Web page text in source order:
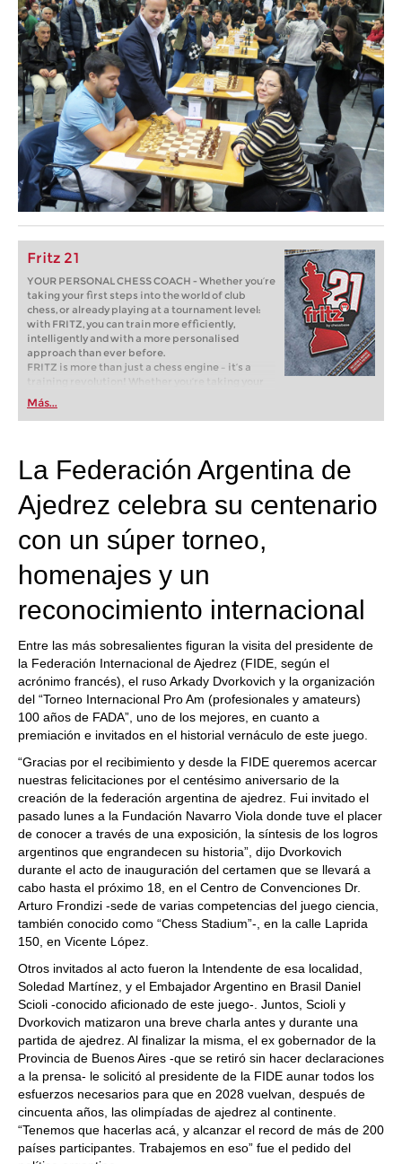
Fritz 21
YOUR PERSONAL CHESS COACH - Whether you’re
taking your first steps into the world of club
chess, or already playing at a tournament level:
with FRITZ, you can train more efficiently,
intelligently and with a more personalised
approach than ever before.
FRITZ is more than just a chess engine – it’s a
training revolution! Whether you’re taking your
first steps into the world of club chess, or already
playing at a tournament level: with FRITZ, you can
train more efficiently, intelligently and with a
Más...
La Federación Argentina de
Ajedrez celebra su centenario
con un súper torneo,
homenajes y un
reconocimiento internacional
Entre las más sobresalientes figuran la visita del presidente de
la Federación Internacional de Ajedrez (FIDE, según el
acrónimo francés), el ruso Arkady Dvorkovich y la organización
del “Torneo Internacional Pro Am (profesionales y amateurs)
100 años de FADA”, uno de los mejores, en cuanto a
premiación e invitados en el historial vernáculo de este juego.
“Gracias por el recibimiento y desde la FIDE queremos acercar
nuestras felicitaciones por el centésimo aniversario de la
creación de la federación argentina de ajedrez. Fui invitado el
pasado lunes a la Fundación Navarro Viola donde tuve el placer
de conocer a través de una exposición, la síntesis de los logros
argentinos que engrandecen su historia”, dijo Dvorkovich
durante el acto de inauguración del certamen que se llevará a
cabo hasta el próximo 18, en el Centro de Convenciones Dr.
Arturo Frondizi -sede de varias competencias del juego ciencia,
también conocido como “Chess Stadium”-, en la calle Laprida
150, en Vicente López.
Otros invitados al acto fueron la Intendente de esa localidad,
Soledad Martínez, y el Embajador Argentino en Brasil Daniel
Scioli -conocido aficionado de este juego-. Juntos, Scioli y
Dvorkovich matizaron una breve charla antes y durante una
partida de ajedrez. Al finalizar la misma, el ex gobernador de la
Provincia de Buenos Aires -que se retiró sin hacer declaraciones
a la prensa- le solicitó al presidente de la FIDE aunar todos los
esfuerzos necesarios para que en 2028 vuelvan, después de
cincuenta años, las olimpíadas de ajedrez al continente.
“Tenemos que hacerlas acá, y alcanzar el record de más de 200
países participantes. Trabajemos en eso” fue el pedido del